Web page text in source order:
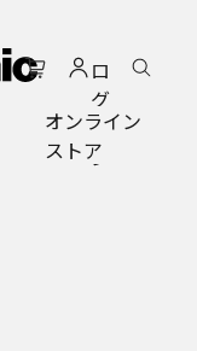
ロ
グ
イ
ン
オンライン
ストア